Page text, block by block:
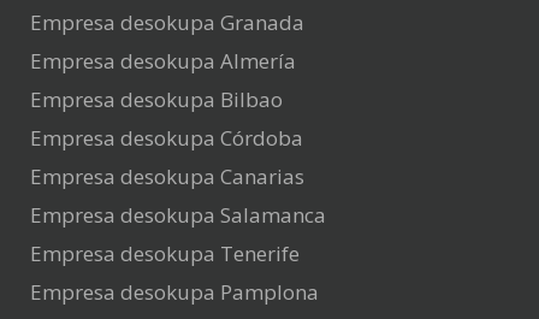
Empresa desokupa Granada
Empresa desokupa Almería
Empresa desokupa Bilbao
Empresa desokupa Córdoba
Empresa desokupa Canarias
Empresa desokupa Salamanca
Empresa desokupa Tenerife
Empresa desokupa Pamplona